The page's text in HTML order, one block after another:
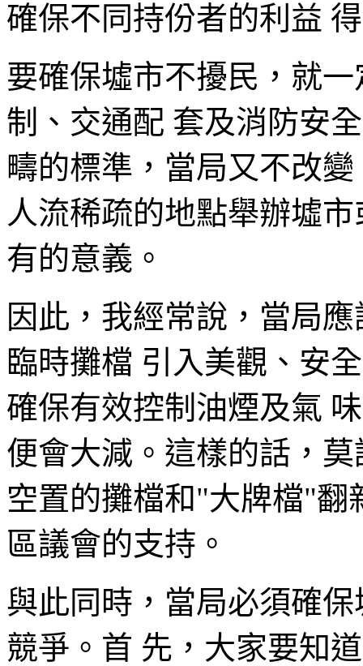
確保不同持份者的利益
要確保墟市不擾民，就
制、交通配 套及消防安
疇的標準，當局又不改
人流稀疏的地點舉辦墟
有的意義。
因此，我經常說，當局
臨時攤檔 引入美觀、安
確保有效控制油煙及氣
便會大減。這樣的話，
空置的攤檔和"大牌檔"翻
區議會的支持。
與此同時，當局必須確
競爭。首 先，大家要知